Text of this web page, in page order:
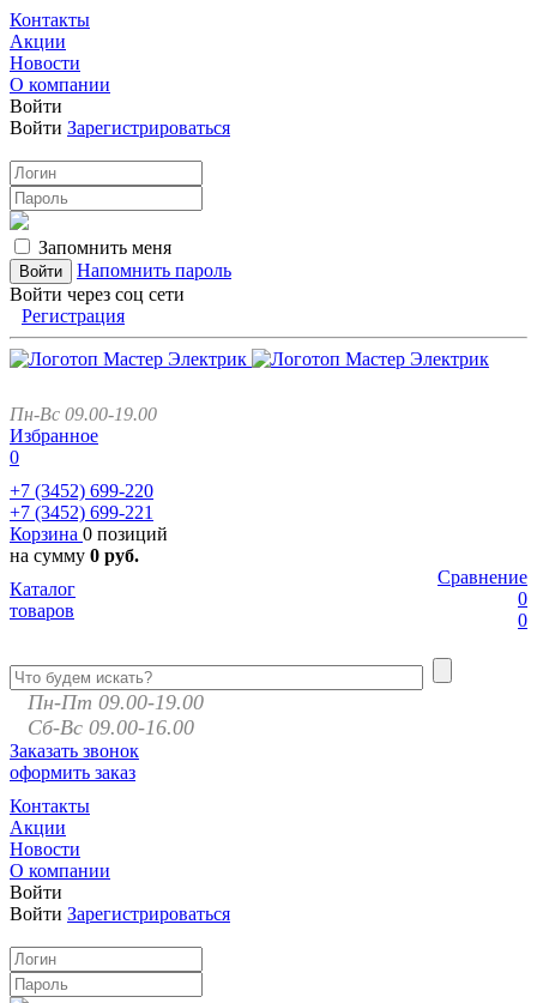
Контакты
Акции
Новости
О компании
Войти
Войти Зарегистрироваться
Запомнить меня
Напомнить пароль
Войти через соц сети
Регистрация
Пн-Вс 09.00-19.00
Избранное
0
+7 (3452) 699-220
+7 (3452) 699-221
Корзина 0 позиций
на сумму 0 руб.
Сравнение
0
0
Каталог
товаров
Пн-Пт 09.00-19.00
Сб-Вс 09.00-16.00
Заказать звонок
оформить заказ
Контакты
Акции
Новости
О компании
Войти
Войти Зарегистрироваться